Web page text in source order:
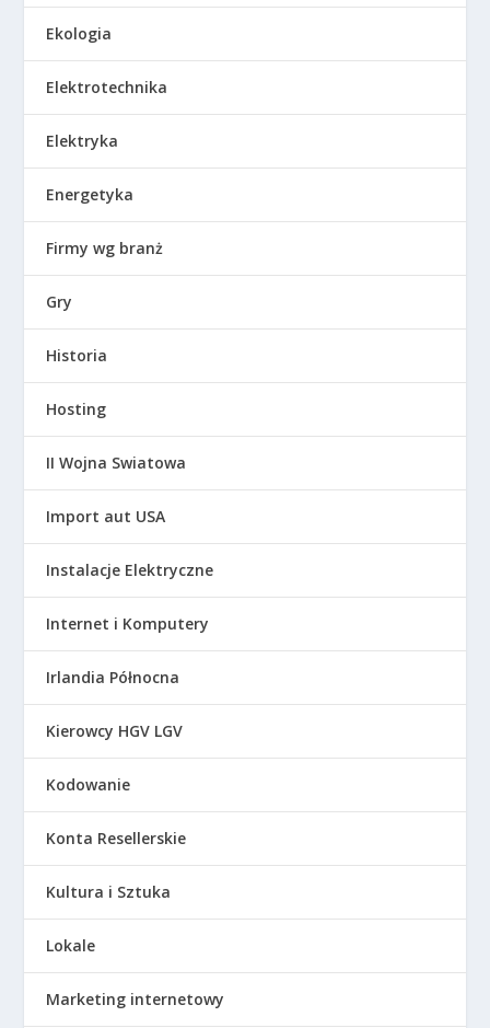
Ekologia
Elektrotechnika
Elektryka
Energetyka
Firmy wg branż
Gry
Historia
Hosting
II Wojna Swiatowa
Import aut USA
Instalacje Elektryczne
Internet i Komputery
Irlandia Północna
Kierowcy HGV LGV
Kodowanie
Konta Resellerskie
Kultura i Sztuka
Lokale
Marketing internetowy